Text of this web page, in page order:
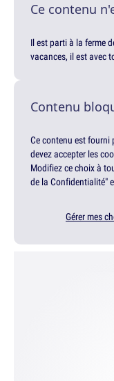
Ce contenu
Il est parti à la ferme
vacances, il est avec
Contenu
Ce contenu est fourni
devez accepter les
Modifiez ce choix à
de la Confidentialité"
Gérer mes